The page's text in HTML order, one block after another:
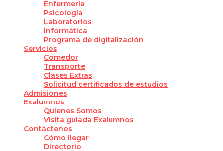
Enfermería
Psicología
Laboratorios
Informática
Programa de digitalización
Servicios
Comedor
Transporte
Clases Extras
Solicitud certificados de estudios
Admisiones
Exalumnos
Quienes Somos
Visita guiada Exalumnos
Contáctenos
Cómo llegar
Directorio